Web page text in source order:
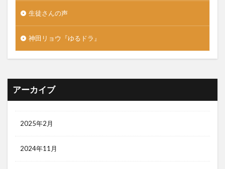
生徒さんの声
神田リョウ『ゆるドラ』
アーカイブ
2025年2月
2024年11月